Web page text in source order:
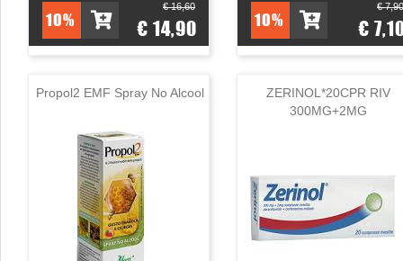
10%
€ 16,60
€ 14,90 10%
€ 7,90
€
Propol2 EMF Spray No Alcool
ZERINOL*20CPR RIV
300MG+2MG